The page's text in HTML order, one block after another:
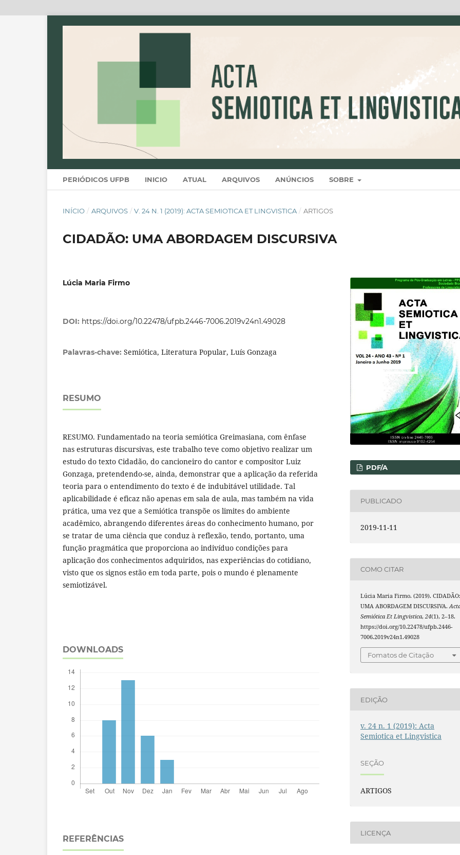
PERIÓDICOS UFPB INICIO ATUAL ARQUIVOS ANÚNCIOS SOBRE
INÍCIO / ARQUIVOS / V. 24 N. 1 (2019): ACTA SEMIOTICA ET LINGVISTICA / ARTIGOS
CIDADÃO: UMA ABORDAGEM DISCURSIVA
Lúcia Maria Firmo
DOI: https://doi.org/10.22478/ufpb.2446-7006.2019v24n1.49028
Palavras-chave: Semiótica, Literatura Popular, Luís Gonzaga
RESUMO
RESUMO. Fundamentado na teoria semiótica Greimasiana, com ênfase
nas estruturas discursivas, este trabalho teve como objetivo realizar um
estudo do texto Cidadão, do cancioneiro do cantor e compositor Luiz
Gonzaga, pretendendo-se, ainda, demonstrar que a aplicação da referida
teoria para o entendimento do texto é de indubitável utilidade. Tal
aplicabilidade é eficaz não apenas em sala de aula, mas também na vida
prática, uma vez que a Semiótica transpõe os limites do ambiente
acadêmico, abrangendo diferentes áreas do conhecimento humano, por
se tratar de uma ciência que conduz à reflexão, tendo, portanto, uma
função pragmática que proporciona ao indivíduo condições para
aplicação dos conhecimentos adquiridos, nas experiências do cotidiano,
visto que os signos estão em toda parte, pois o mundo é plenamente
semiotizável.
DOWNLOADS
REFERÊNCIAS
PDF/A
PUBLICADO
2019-11-11
COMO CITAR
Lúcia Maria Firmo. (2019). CIDADÃO:
UMA ABORDAGEM DISCURSIVA.
Semiótica Et Lingvistica,24(1), 2–18.
https://doi.org/10.22478/ufpb.2446-
7006.2019v24n1.49028
Fomatos de Citação
EDIÇÃO
v. 24 n. 1 (2019): Acta
Semiotica et Lingvistica
SEÇÃO
ARTIGOS
LICENÇA